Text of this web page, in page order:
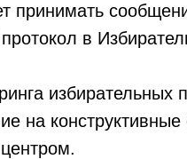
принимать
в
избирательных
на